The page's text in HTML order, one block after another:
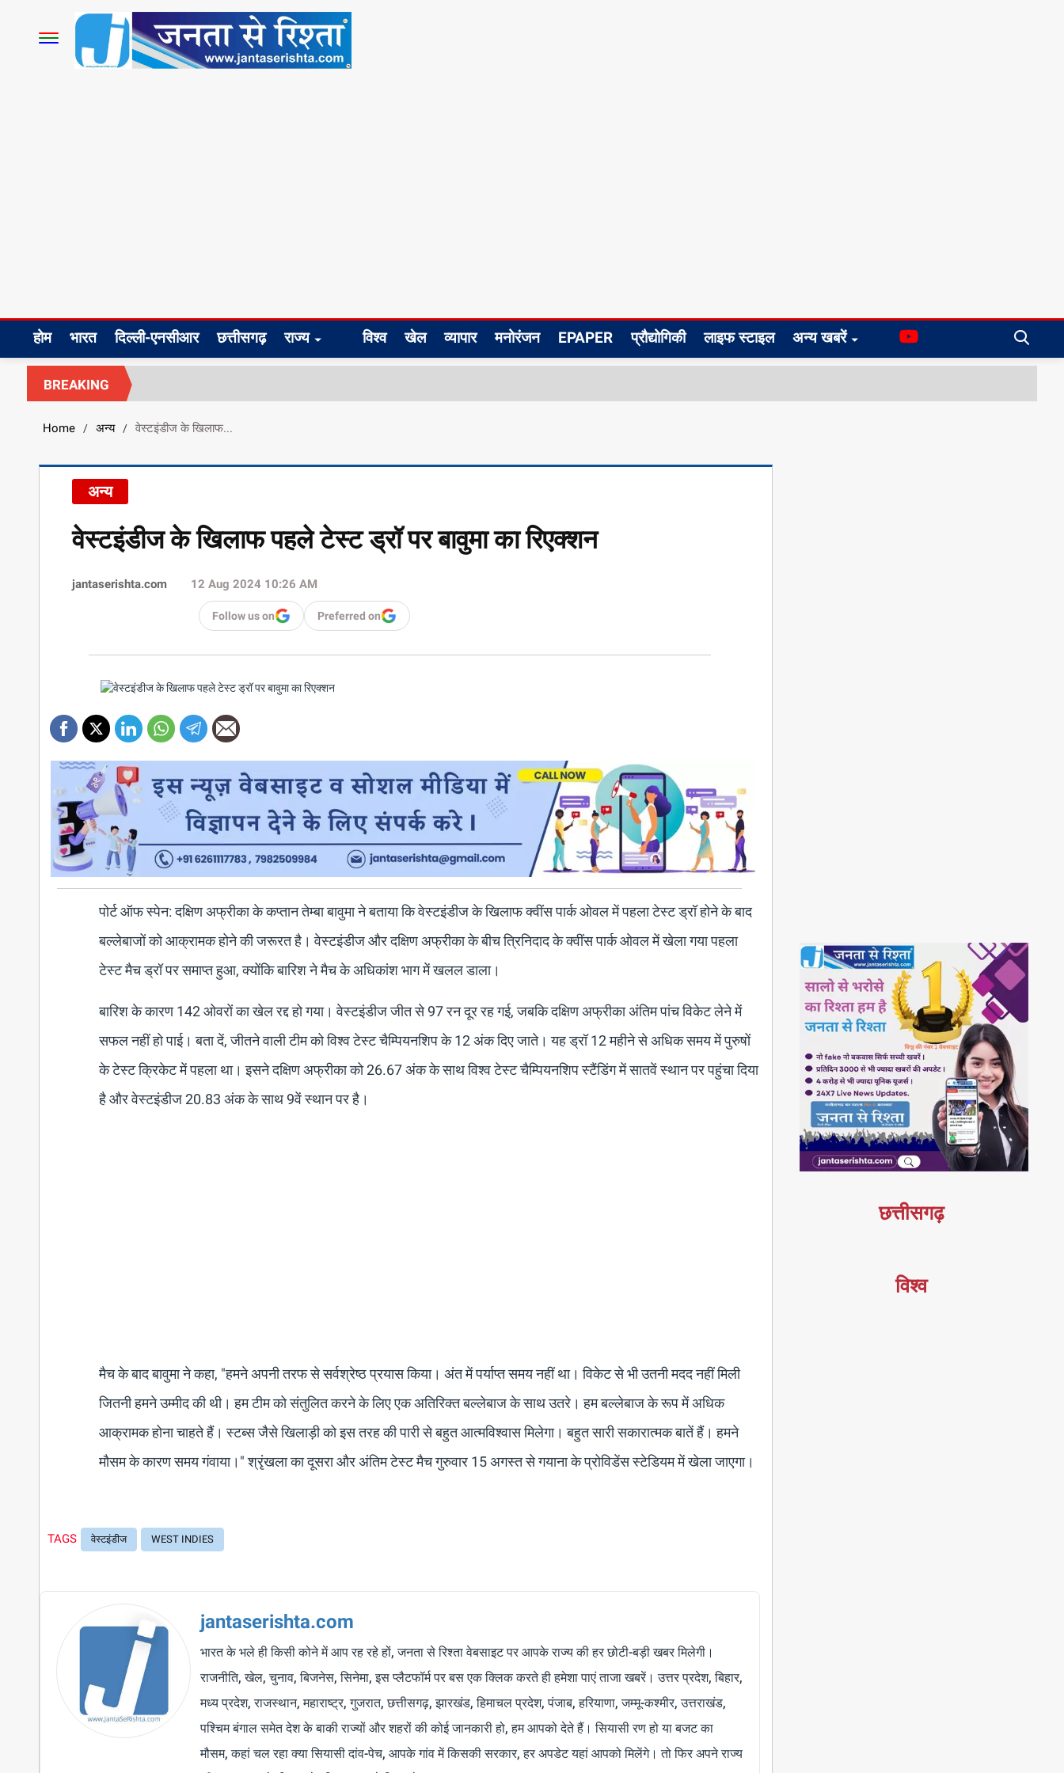
होम भारत दिल्ली-एनसीआर छत्तीसगढ़ राज्य विश्व खेल व्यापार मनोरंजन EPAPER प्रौद्योगिकी लाइफ स्टाइल अन्य खबरें
BREAKING
Home / अन्य / वेस्टइंडीज के खिलाफ...
अन्य
वेस्टइंडीज के खिलाफ पहले टेस्ट ड्रॉ पर बावुमा का रिएक्शन
jantaserishta.com 12 Aug 2024 10:26 AM
Follow us on Preferred on
पोर्ट ऑफ स्पेन: दक्षिण अफ्रीका के कप्तान तेम्बा बावुमा ने बताया कि वेस्टइंडीज के खिलाफ क्वींस पार्क ओवल में पहला टेस्ट ड्रॉ होने के बाद
बल्लेबाजों को आक्रामक होने की जरूरत है। वेस्टइंडीज और दक्षिण अफ्रीका के बीच त्रिनिदाद के क्वींस पार्क ओवल में खेला गया पहला
टेस्ट मैच ड्रॉ पर समाप्त हुआ, क्योंकि बारिश ने मैच के अधिकांश भाग में खलल डाला।
बारिश के कारण 142 ओवरों का खेल रद्द हो गया। वेस्टइंडीज जीत से 97 रन दूर रह गई, जबकि दक्षिण अफ्रीका अंतिम पांच विकेट लेने में
सफल नहीं हो पाई। बता दें, जीतने वाली टीम को विश्व टेस्ट चैम्पियनशिप के 12 अंक दिए जाते। यह ड्रॉ 12 महीने से अधिक समय में पुरुषों
के टेस्ट क्रिकेट में पहला था। इसने दक्षिण अफ्रीका को 26.67 अंक के साथ विश्व टेस्ट चैम्पियनशिप स्टैंडिंग में सातवें स्थान पर पहुंचा दिया
है और वेस्टइंडीज 20.83 अंक के साथ 9वें स्थान पर है।
मैच के बाद बावुमा ने कहा, "हमने अपनी तरफ से सर्वश्रेष्ठ प्रयास किया। अंत में पर्याप्त समय नहीं था। विकेट से भी उतनी मदद नहीं मिली
जितनी हमने उम्मीद की थी। हम टीम को संतुलित करने के लिए एक अतिरिक्त बल्लेबाज के साथ उतरे। हम बल्लेबाज के रूप में अधिक
आक्रामक होना चाहते हैं। स्टब्स जैसे खिलाड़ी को इस तरह की पारी से बहुत आत्मविश्वास मिलेगा। बहुत सारी सकारात्मक बातें हैं। हमने
मौसम के कारण समय गंवाया।" श्रृंखला का दूसरा और अंतिम टेस्ट मैच गुरुवार 15 अगस्त से गयाना के प्रोविडेंस स्टेडियम में खेला जाएगा।
TAGS वेस्टइंडीज WEST INDIES
jantaserishta.com
भारत के भले ही किसी कोने में आप रह रहे हों, जनता से रिश्ता वेबसाइट पर आपके राज्य की हर छोटी-बड़ी खबर मिलेगी।
राजनीति, खेल, चुनाव, बिजनेस, सिनेमा, इस प्लैटफॉर्म पर बस एक क्लिक करते ही हमेशा पाएं ताजा खबरें। उत्तर प्रदेश, बिहार,
मध्य प्रदेश, राजस्थान, महाराष्ट्र, गुजरात, छत्तीसगढ़, झारखंड, हिमाचल प्रदेश, पंजाब, हरियाणा, जम्मू-कश्मीर, उत्तराखंड,
पश्चिम बंगाल समेत देश के बाकी राज्यों और शहरों की कोई जानकारी हो, हम आपको देते हैं। सियासी रण हो या बजट का
मौसम, कहां चल रहा क्या सियासी दांव-पेच, आपके गांव में किसकी सरकार, हर अपडेट यहां आपको मिलेंगे। तो फिर अपने राज्य
छत्तीसगढ़
विश्व